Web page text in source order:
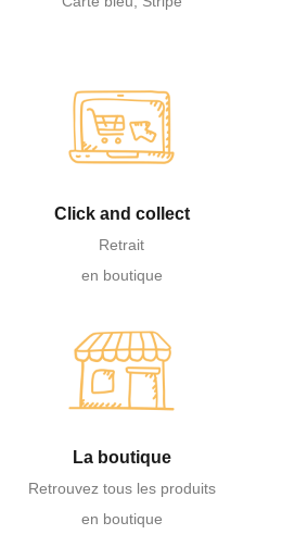
Click and collect
Retrait
en boutique
La boutique
Retrouvez tous les produits
en boutique